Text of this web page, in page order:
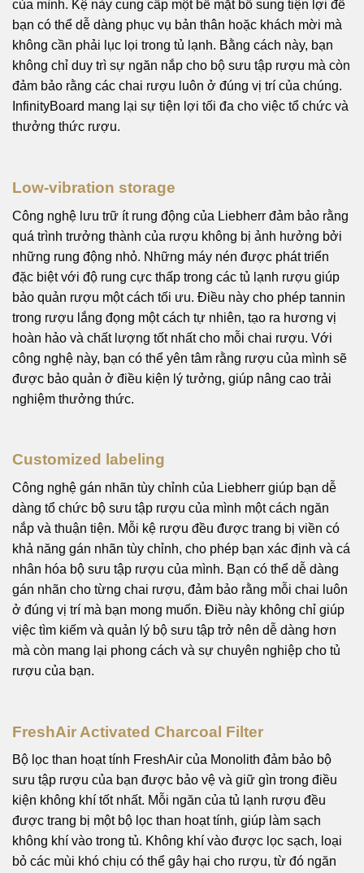
của mình. Kệ này cung cấp một bề mặt bổ sung tiện lợi để
bạn có thể dễ dàng phục vụ bản thân hoặc khách mời mà
không cần phải lục lọi trong tủ lạnh. Bằng cách này, bạn
không chỉ duy trì sự ngăn nắp cho bộ sưu tập rượu mà còn
đảm bảo rằng các chai rượu luôn ở đúng vị trí của chúng.
InfinityBoard mang lại sự tiện lợi tối đa cho việc tổ chức và
thưởng thức rượu.
Low-vibration storage
Công nghệ lưu trữ ít rung động của Liebherr đảm bảo rằng
quá trình trưởng thành của rượu không bị ảnh hưởng bởi
những rung động nhỏ. Những máy nén được phát triển
đặc biệt với độ rung cực thấp trong các tủ lạnh rượu giúp
bảo quản rượu một cách tối ưu. Điều này cho phép tannin
trong rượu lắng đọng một cách tự nhiên, tạo ra hương vị
hoàn hảo và chất lượng tốt nhất cho mỗi chai rượu. Với
công nghệ này, bạn có thể yên tâm rằng rượu của mình sẽ
được bảo quản ở điều kiện lý tưởng, giúp nâng cao trải
nghiệm thưởng thức.
Customized labeling
Công nghệ gán nhãn tùy chỉnh của Liebherr giúp bạn dễ
dàng tổ chức bộ sưu tập rượu của mình một cách ngăn
nắp và thuận tiện. Mỗi kệ rượu đều được trang bị viền có
khả năng gán nhãn tùy chỉnh, cho phép bạn xác định và cá
nhân hóa bộ sưu tập rượu của mình. Bạn có thể dễ dàng
gán nhãn cho từng chai rượu, đảm bảo rằng mỗi chai luôn
ở đúng vị trí mà bạn mong muốn. Điều này không chỉ giúp
việc tìm kiếm và quản lý bộ sưu tập trở nên dễ dàng hơn
mà còn mang lại phong cách và sự chuyên nghiệp cho tủ
rượu của bạn.
FreshAir Activated Charcoal Filter
Bộ lọc than hoạt tính FreshAir của Monolith đảm bảo bộ
sưu tập rượu của bạn được bảo vệ và giữ gìn trong điều
kiện không khí tốt nhất. Mỗi ngăn của tủ lạnh rượu đều
được trang bị một bộ lọc than hoạt tính, giúp làm sạch
không khí vào trong tủ. Không khí vào được lọc sạch, loại
bỏ các mùi khó chịu có thể gây hại cho rượu, từ đó ngăn